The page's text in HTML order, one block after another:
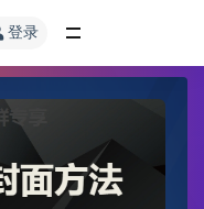
登录